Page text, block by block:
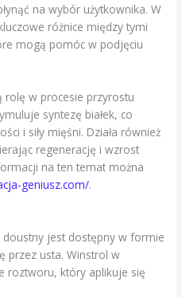
na wybór użytkownika. W
różnice między tymi
mogą pomóc w podjęciu
w procesie przyrostu
syntezę białek, co
i siły mięśni. Działa również
regenerację i wzrost
na ten temat można
geniusz.com/.
doustny jest dostępny w formie
przez usta. Winstrol w
roztworu, który aplikuje się